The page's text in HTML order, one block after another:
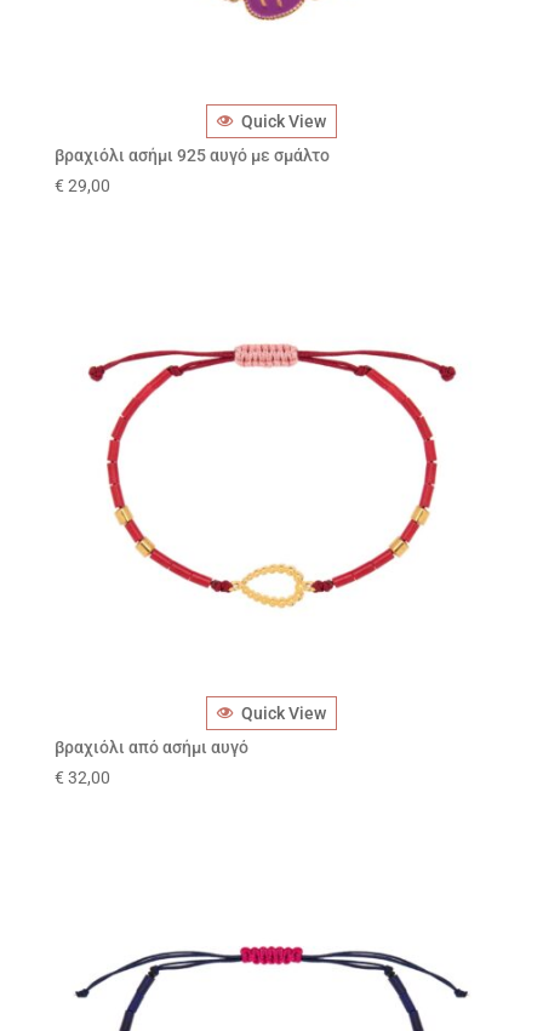
Quick View
βραχιόλι ασήμι 925 αυγό με σμάλτο
€ 29,00
Quick View
βραχιόλι από ασήμι αυγό
€ 32,00